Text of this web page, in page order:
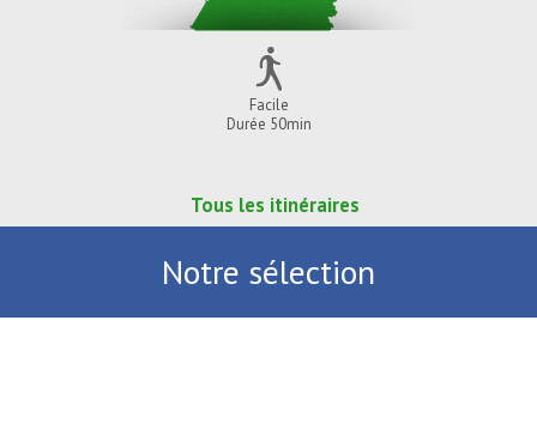
Facile
Durée 50min
Tous les itinéraires
Notre sélection